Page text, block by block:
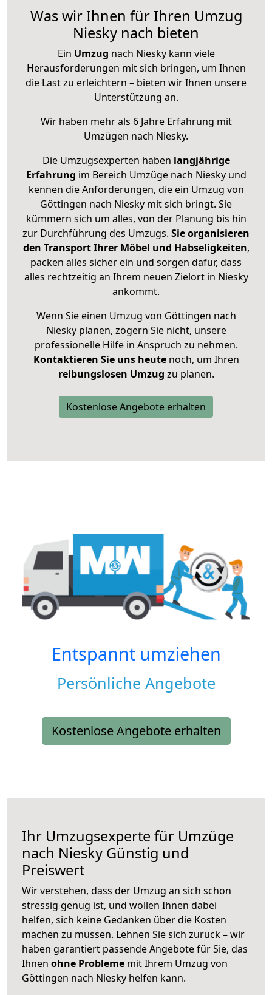
Was wir Ihnen für Ihren Umzug
Niesky nach bieten
Ein Umzug nach Niesky kann viele
Herausforderungen mit sich bringen, um Ihnen
die Last zu erleichtern – bieten wir Ihnen unsere
Unterstützung an.
Wir haben mehr als 6 Jahre Erfahrung mit
Umzügen nach Niesky.
Die Umzugsexperten haben langjährige
Erfahrung im Bereich Umzüge nach Niesky und
kennen die Anforderungen, die ein Umzug von
Göttingen nach Niesky mit sich bringt. Sie
kümmern sich um alles, von der Planung bis hin
zur Durchführung des Umzugs. Sie organisieren
den Transport Ihrer Möbel und Habseligkeiten,
packen alles sicher ein und sorgen dafür, dass
alles rechtzeitig an Ihrem neuen Zielort in Niesky
ankommt.
Wenn Sie einen Umzug von Göttingen nach
Niesky planen, zögern Sie nicht, unsere
professionelle Hilfe in Anspruch zu nehmen.
Kontaktieren Sie uns heutenoch, um Ihren
reibungslosen Umzug zu planen.
Kostenlose Angebote erhalten
Entspannt umziehen
Persönliche Angebote
Kostenlose Angebote erhalten
Ihr Umzugsexperte für Umzüge
nach Niesky Günstig und
Preiswert
Wir verstehen, dass der Umzug an sich schon
stressig genug ist, und wollen Ihnen dabei
helfen, sich keine Gedanken über die Kosten
machen zu müssen. Lehnen Sie sich zurück – wir
haben garantiert passende Angebote für Sie, das
Ihnen ohne Probleme mit Ihrem Umzug von
Göttingen nach Niesky helfen kann.